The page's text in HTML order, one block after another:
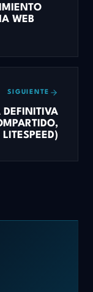
WEB
SIGUIENTE